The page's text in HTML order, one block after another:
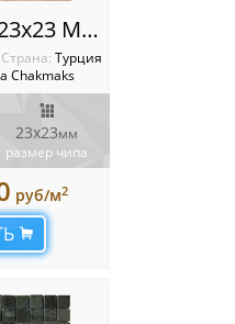
Classic light 23x23 Мозаика Chakmaks
Cтрана: Турция
Chakmaks
23х23мм
размер чипа
руб/м2